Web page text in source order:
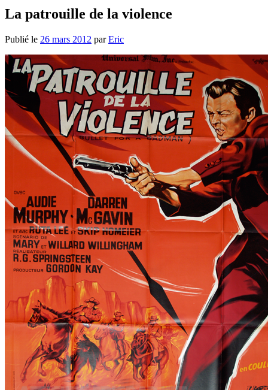
La patrouille de la violence
Publié le 26 mars 2012 parEric